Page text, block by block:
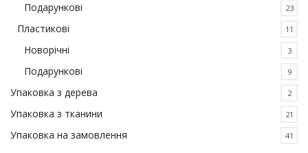
Подарункові 23
Пластикові 11
Новорічні 3
Подарункові 9
Упаковка з дерева 2
Упаковка з тканини 21
Упаковка на замовлення 41